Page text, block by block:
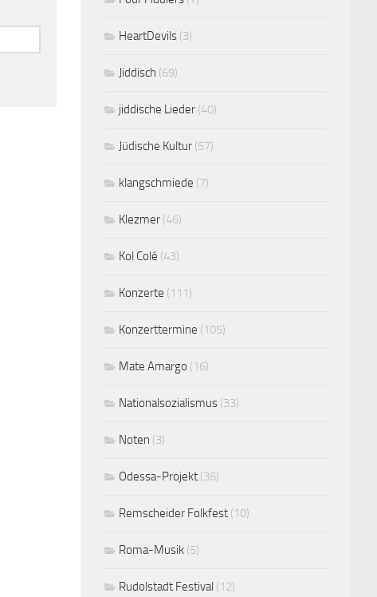
HeartDevils (3)
Jiddisch (69)
jiddische Lieder (40)
Jüdische Kultur (57)
klangschmiede (7)
Klezmer (46)
Kol Colé (43)
Konzerte (111)
Konzerttermine (105)
Mate Amargo (16)
Nationalsozialismus (33)
Noten (3)
Odessa-Projekt (36)
Remscheider Folkfest (10)
Roma-Musik (5)
Rudolstadt Festival (12)